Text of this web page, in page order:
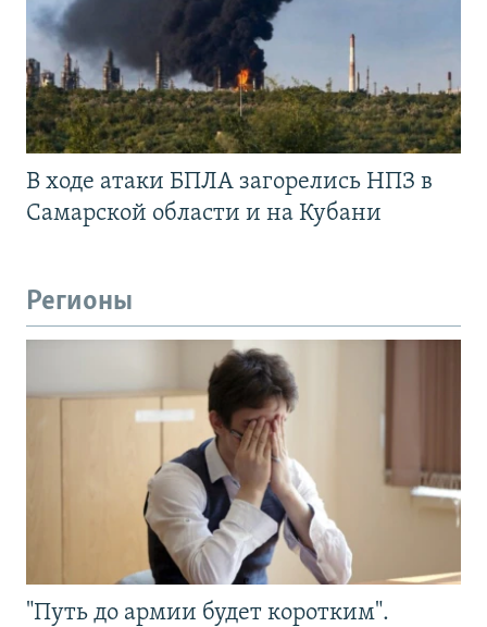
В ходе атаки БПЛА загорелись НПЗ в
Самарской области и на Кубани
Регионы
"Путь до армии будет коротким".